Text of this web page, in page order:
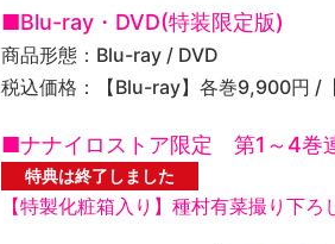
■Blu-ray・DVD(特装限定版)
商品形態：Blu-ray / DVD
税込価格：【Blu-ray】各巻9,900円 /
■ナナイロストア限定 第1～4巻
特典は終了しました
【特製化粧箱入り】種村有菜撮り下